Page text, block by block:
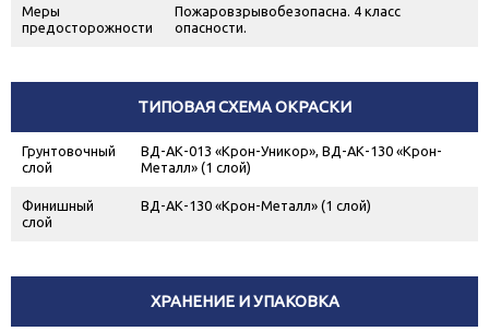
Меры
предосторожности
Пожаровзрывобезопасна. 4 класс
опасности.
ТИПОВАЯ СХЕМА ОКРАСКИ
Грунтовочный
слой
ВД-АК-013 «Крон-Уникор», ВД-АК-130 «Крон-
Металл» (1 слой)
Финишный
слой
ВД-АК-130 «Крон-Металл» (1 слой)
ХРАНЕНИЕ И УПАКОВКА